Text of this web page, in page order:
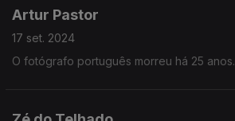
Artur Pastor
17 set. 2024
O fotógrafo português morreu há 25 anos.